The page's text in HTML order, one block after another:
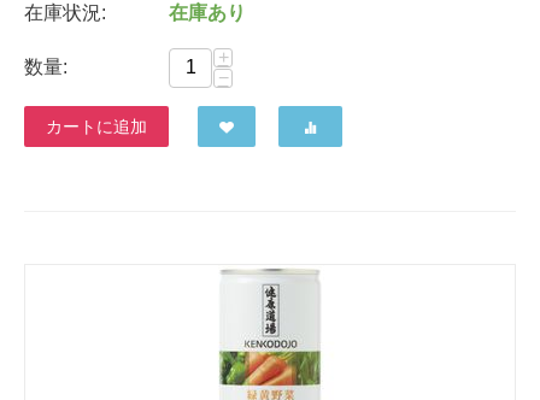
在庫状況:
在庫あり
数量:
+
−
カートに追加